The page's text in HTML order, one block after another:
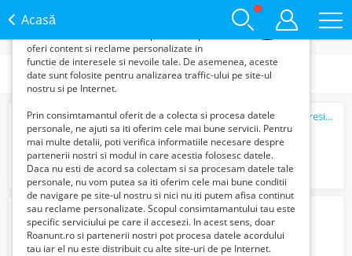
Acasă
Subcategorii
Set jante aliaj originale 17"cu senzori de presiune MINI Cooper S Countryman, im...
2365 Lei
LES 20 KV
220269 Lei
Roanunt.ro si partenerii nostri colecteaza
oferi content si reclame personalizate in
functie de interesele si nevoile tale. De asemenea, aceste
date sunt folosite pentru analizarea traffic-ului pe site-ul
nostru si pe Internet.
Prin consimtamantul oferit de a colecta si procesa datele
personale, ne ajuti sa iti oferim cele mai bune servicii. Pentru
mai multe detalii, poti verifica informatiile necesare despre
partenerii nostri si modul in care acestia folosesc datele.
Daca nu esti de acord sa colectam si sa procesam datele tale
personale, nu vom putea sa iti oferim cele mai bune conditii
de navigare pe site-ul nostru si nici nu iti putem afisa continut
sau reclame personalizate. Scopul consimtamantului tau este
specific serviciului pe care il accesezi. In acest sens, doar
Roanunt.ro si partenerii nostri pot procesa datele acordului
tau iar el nu este distribuit cu alte site-uri de pe Internet.